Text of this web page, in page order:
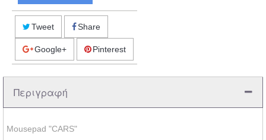
Tweet Share
Google+ Pinterest
Περιγραφή
Mousepad "CARS"